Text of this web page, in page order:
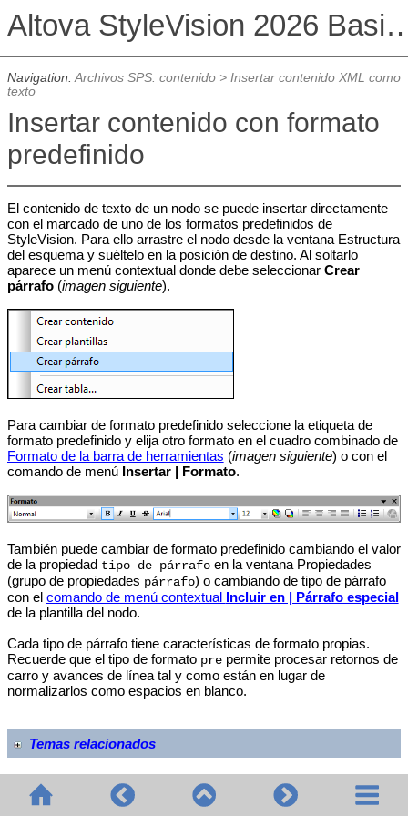
Altova StyleVision
Navigation:Archivos SPS: contenido> Insertar contenido XML como
texto
Insertar contenido con formato
predefinido
El contenido de texto de un nodo se puede insertar directamente
con el marcado de uno de los formatos predefinidos de
StyleVision. Para ello arrastre el nodo desde la ventana Estructura
del esquema y suéltelo en la posición de destino. Al soltarlo
aparece un menú contextual donde debe seleccionar Crear
párrafo(imagen siguiente).
Para cambiar de formato predefinido seleccione la etiqueta de
formato predefinido y elija otro formato en el cuadro combinado de
Formato de la barra de herramientas (imagen siguiente) o con el
comando de menú Insertar| Formato.
También puede cambiar de formato predefinido cambiando el valor
de la propiedad tipo de párrafoen la ventana Propiedades
(grupo de propiedades párrafo) o cambiando de tipo de párrafo
con el comando de menú contextual Incluir en | Párrafo especial
de la plantilla del nodo.
Cada tipo de párrafo tiene características de formato propias.
Recuerde que el tipo de formato prepermite procesar retornos de
carro y avances de línea tal y como están en lugar de
normalizarlos como espacios en blanco.
Temas relacionados
© 2020-2026 Altova GmbH